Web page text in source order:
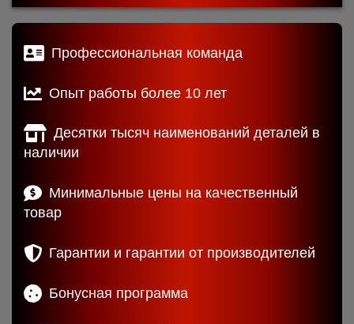
Профессиональная команда
Опыт работы более 10 лет
Десятки тысяч наименований деталей в
наличии
Минимальные цены на качественный
товар
Гарантии и гарантии от производителей
Бонусная программа